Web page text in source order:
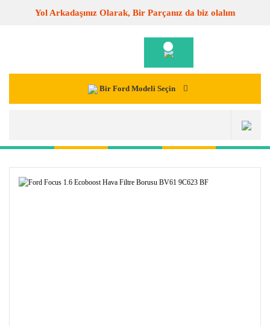
Yol Arkadaşınız Olarak, Bir Parçanız da biz olalım
Bir Ford Modeli Seçin